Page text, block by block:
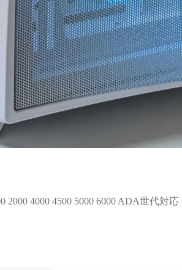
4000 4500 5000 6000 ADA世代対
体の構成・価格だけで
購入後のサポートま
される方には大変お
できます。